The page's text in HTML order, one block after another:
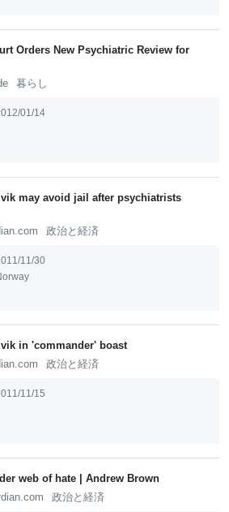
Orders New Psychiatric Review for
暮らし
01/14
may avoid jail after psychiatrists
政治と経済
11/30
in 'commander' boast
政治と経済
11/15
web of hate | Andrew Brown
政治と経済